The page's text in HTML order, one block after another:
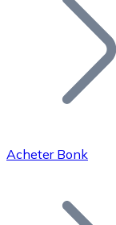
Bitcoin
Acheter Bonk